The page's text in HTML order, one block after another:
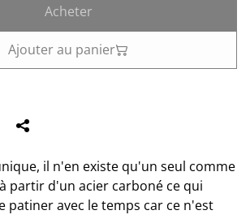
Acheter
Ajouter au panier
il n'en existe qu'un seul comme
partir d'un acier carboné ce qui
patiner avec le temps car ce n'est